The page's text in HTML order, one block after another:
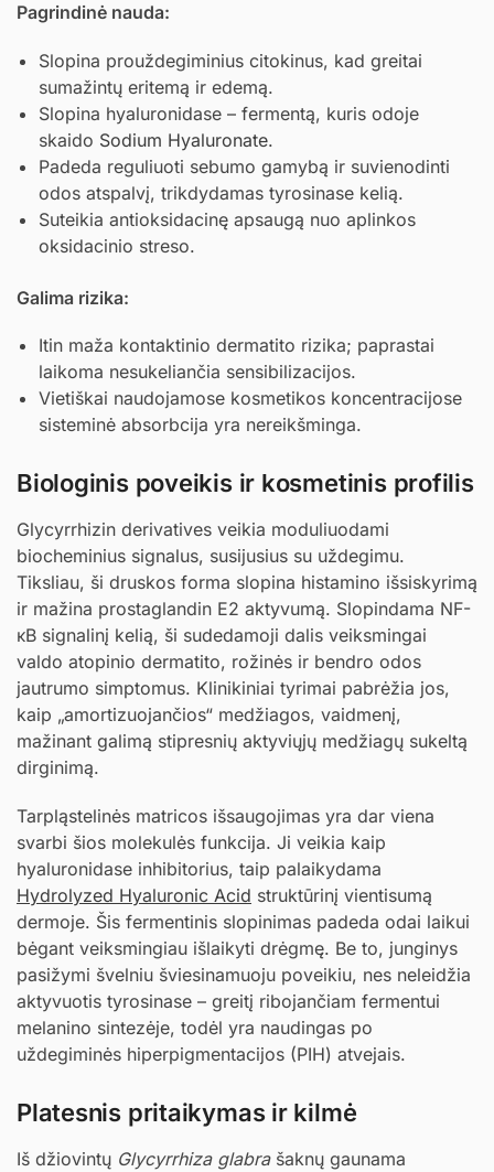
Pagrindinė nauda:
Slopina prouždegiminius citokinus, kad greitai
sumažintų eritemą ir edemą.
Slopina hyaluronidase – fermentą, kuris odoje
skaido Sodium Hyaluronate.
Padeda reguliuoti sebumo gamybą ir suvienodinti
odos atspalvį, trikdydamas tyrosinase kelią.
Suteikia antioksidacinę apsaugą nuo aplinkos
oksidacinio streso.
Galima rizika:
Itin maža kontaktinio dermatito rizika; paprastai
laikoma nesukeliančia sensibilizacijos.
Vietiškai naudojamose kosmetikos koncentracijose
sisteminė absorbcija yra nereikšminga.
Biologinis poveikis ir kosmetinis profilis
Glycyrrhizin derivatives veikia moduliuodami
biocheminius signalus, susijusius su uždegimu.
Tiksliau, ši druskos forma slopina histamino išsiskyrimą
ir mažina prostaglandin E2 aktyvumą. Slopindama NF-
κB signalinį kelią, ši sudedamoji dalis veiksmingai
valdo atopinio dermatito, rožinės ir bendro odos
jautrumo simptomus. Klinikiniai tyrimai pabrėžia jos,
kaip „amortizuojančios“ medžiagos, vaidmenį,
mažinant galimą stipresnių aktyviųjų medžiagų sukeltą
dirginimą.
Tarpląstelinės matricos išsaugojimas yra dar viena
svarbi šios molekulės funkcija. Ji veikia kaip
hyaluronidase inhibitorius, taip palaikydama
Hydrolyzed Hyaluronic Acid struktūrinį vientisumą
dermoje. Šis fermentinis slopinimas padeda odai laikui
bėgant veiksmingiau išlaikyti drėgmę. Be to, junginys
pasižymi švelniu šviesinamuoju poveikiu, nes neleidžia
aktyvuotis tyrosinase – greitį ribojančiam fermentui
melanino sintezėje, todėl yra naudingas po
uždegiminės hiperpigmentacijos (PIH) atvejais.
Platesnis pritaikymas ir kilmė
Iš džiovintų Glycyrrhiza glabrašaknų gaunama